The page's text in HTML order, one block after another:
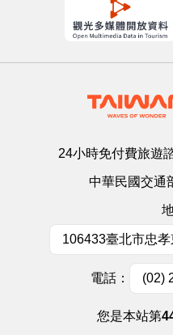
24小時免付費旅遊
中華民國交通
106433臺北市忠
電話： (02)
您是本站第